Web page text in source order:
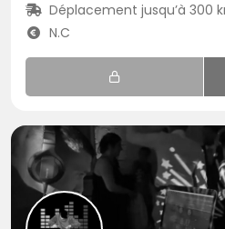
Déplacement jusqu’à 300
N.C